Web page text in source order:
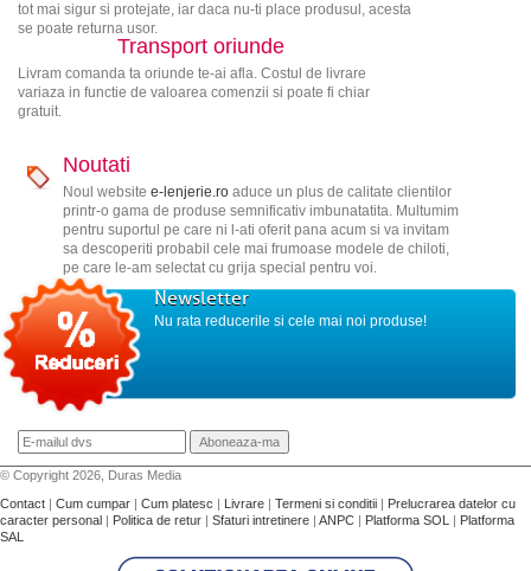
tot mai sigur si protejate, iar daca nu-ti place produsul, acesta
se poate returna usor.
Transport oriunde
Livram comanda ta oriunde te-ai afla. Costul de livrare
variaza in functie de valoarea comenzii si poate fi chiar
gratuit.
Noutati
Noul website e-lenjerie.roaduce un plus de calitate clientilor
printr-o gama de produse semnificativ imbunatatita. Multumim
pentru suportul pe care ni l-ati oferit pana acum si va invitam
sa descoperiti probabil cele mai frumoase modele de chiloti,
pe care le-am selectat cu grija special pentru voi.
Newsletter
Nu rata reducerile si cele mai noi produse!
© Copyright 2026, Duras Media
Contact | Cum cumpar | Cum platesc | Livrare | Termeni si conditii | Prelucrarea datelor cu
caracter personal | Politica de retur | Sfaturi intretinere | ANPC | Platforma SOL | Platforma
SAL